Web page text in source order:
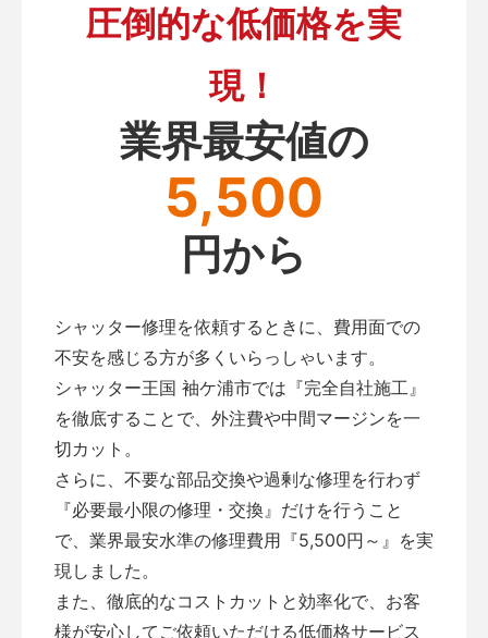
圧倒的な低価格を実
現！
業界最安値の
5,500
円から
シャッター修理を依頼するときに、費用面での
不安を感じる方が多くいらっしゃいます。
シャッター王国 袖ケ浦市では『完全自社施工』
を徹底することで、外注費や中間マージンを一
切カット。
さらに、不要な部品交換や過剰な修理を行わず
『必要最小限の修理・交換』だけを行うこと
で、業界最安水準の修理費用『5,500円～』を実
現しました。
また、徹底的なコストカットと効率化で、お客
様が安心してご依頼いただける低価格サービス